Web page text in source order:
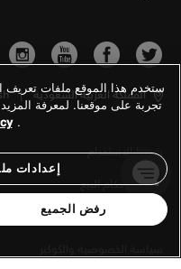
المملكة العربية السعودية |
شروط الاستخدام
شروط وأحكام البيع
معلومات الشركة
ستخدم هذا الموقع ملفات
تجربة على موقعنا. لمعرفة
.
إعدادات
رفض الجميع